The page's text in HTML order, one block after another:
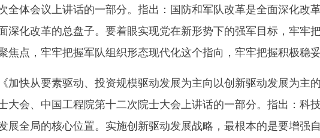
全体会议上讲话的一部分。指出：国防和军队改革是全面深化改
深化改革的总盘子。要着眼实现党在新形势下的强军目标，牢
焦点，牢牢把握军队组织形态现代化这个指向，牢牢把握积极稳妥
快从要素驱动、投资规模驱动发展为主向以创新驱动发展为主
大会、中国工程院第十二次院士大会上讲话的一部分。指出：科
展全局的核心位置。实施创新驱动发展战略，最根本的是要增强